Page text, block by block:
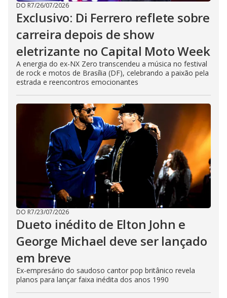
DO R7/26/07/2026
Exclusivo: Di Ferrero reflete sobre
carreira depois de show
eletrizante no Capital Moto Week
A energia do ex-NX Zero transcendeu a música no festival
de rock e motos de Brasília (DF), celebrando a paixão pela
estrada e reencontros emocionantes
DO R7/23/07/2026
Dueto inédito de Elton John e
George Michael deve ser lançado
em breve
Ex-empresário do saudoso cantor pop britânico revela
planos para lançar faixa inédita dos anos 1990